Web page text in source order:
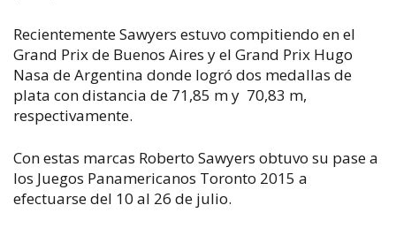
Recientemente Sawyers estuvo compitiendo en el
Grand Prix de Buenos Aires y el Grand Prix Hugo
Nasa de Argentina donde logró dos medallas de
plata con distancia de 71,85 m y 70,83 m,
respectivamente.
Con estas marcas Roberto Sawyers obtuvo su pase a
los Juegos Panamericanos Toronto 2015 a
efectuarse del 10 al 26 de julio.